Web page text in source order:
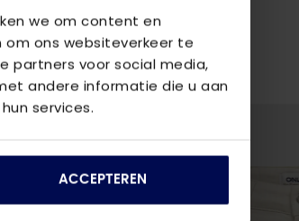
we om content en
ons websiteverkeer te
partners voor social media,
andere informatie die u aan
services.
ACCEPTEREN